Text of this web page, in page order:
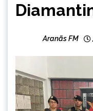
Aranãs FM